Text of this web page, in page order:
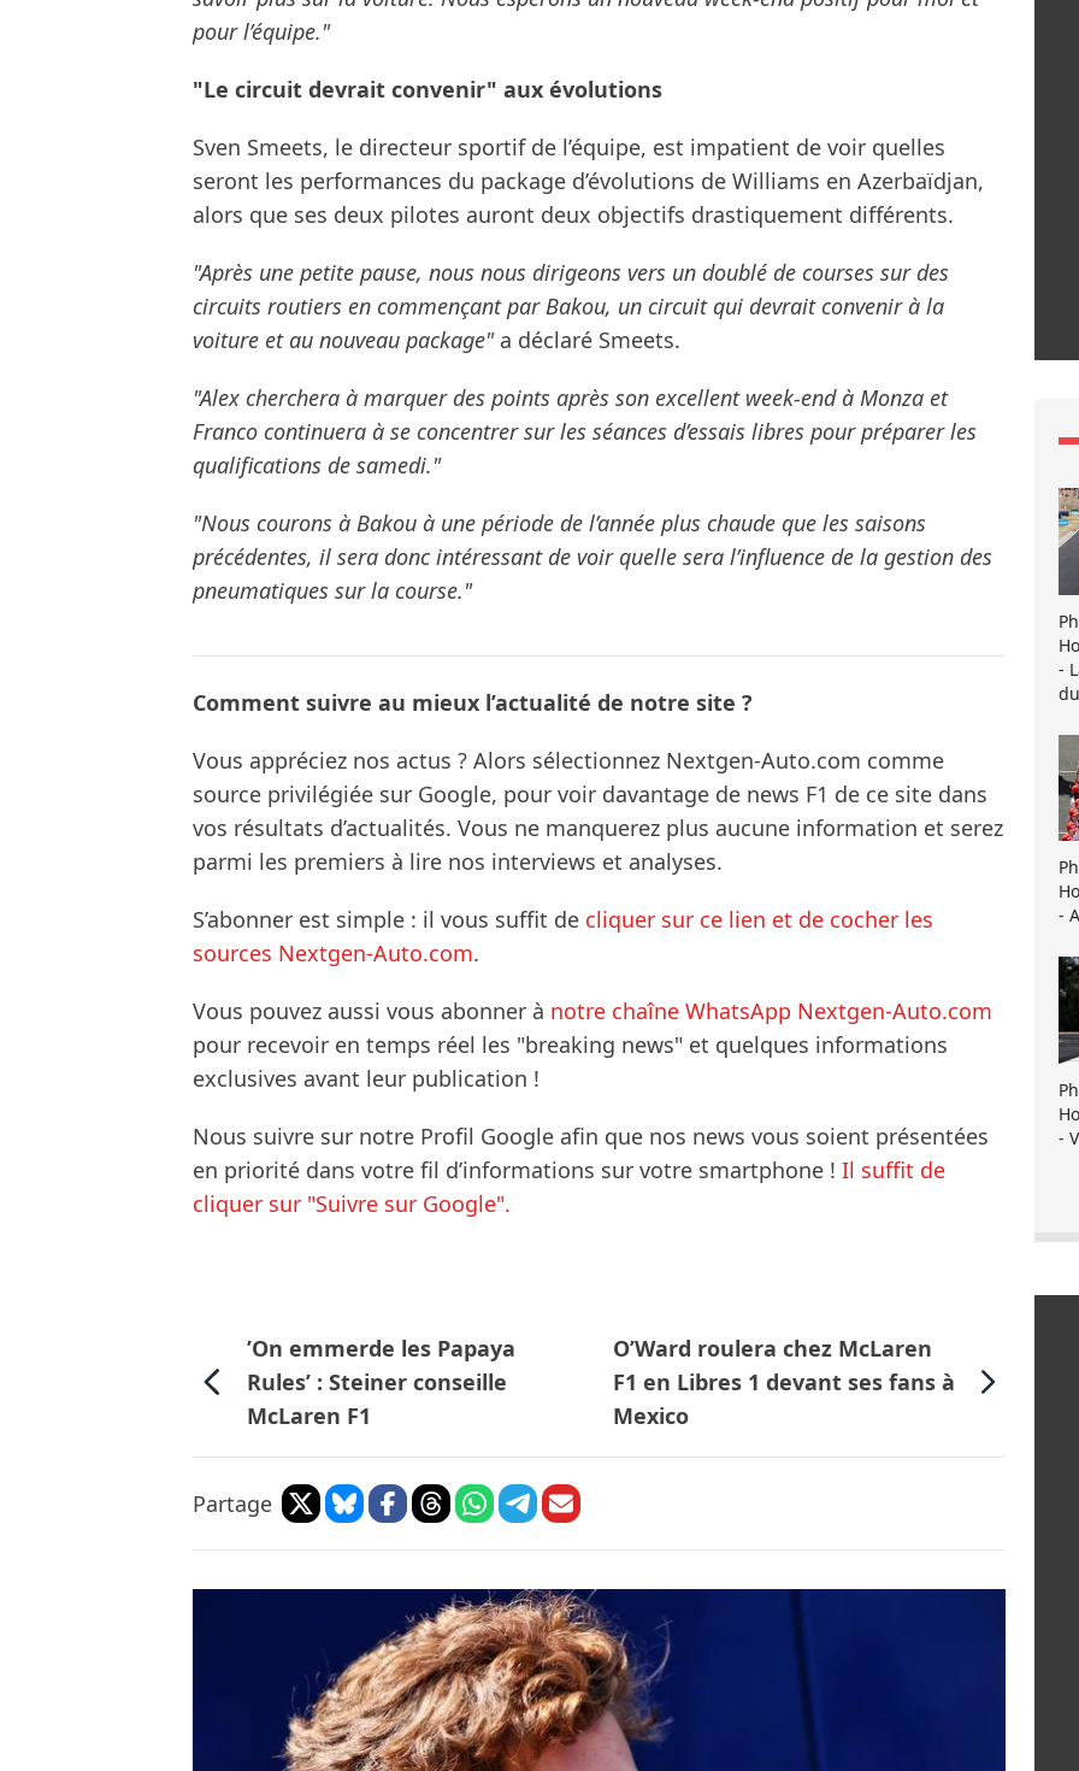
pour l’équipe."
"Le circuit devrait convenir" aux évolutions
Sven Smeets, le directeur sportif de l’équipe, est impatient de voir quelles
seront les performances du package d’évolutions de Williams en Azerbaïdjan,
alors que ses deux pilotes auront deux objectifs drastiquement différents.
"Après une petite pause, nous nous dirigeons vers un doublé de courses sur des
circuits routiers en commençant par Bakou, un circuit qui devrait convenir à la
voiture et au nouveau package"a déclaré Smeets.
"Alex cherchera à marquer des points après son excellent week-end à Monza et
Franco continuera à se concentrer sur les séances d’essais libres pour préparer les
qualifications de samedi."
"Nous courons à Bakou à une période de l’année plus chaude que les saisons
précédentes, il sera donc intéressant de voir quelle sera l’influence de la gestion des
pneumatiques sur la course."
Comment suivre au mieux l’actualité de notre site ?
Vous appréciez nos actus ? Alors sélectionnez Nextgen-Auto.com comme
source privilégiée sur Google, pour voir davantage de news F1 de ce site dans
vos résultats d’actualités. Vous ne manquerez plus aucune information et serez
parmi les premiers à lire nos interviews et analyses.
S’abonner est simple : il vous suffit de cliquer sur ce lien et de cocher les
sources Nextgen-Auto.com.
Vous pouvez aussi vous abonner à notre chaîne WhatsApp Nextgen-Auto.com
pour recevoir en temps réel les "breaking news" et quelques informations
exclusives avant leur publication !
Nous suivre sur notre Profil Google afin que nos news vous soient présentées
en priorité dans votre fil d’informations sur votre smartphone ! Il suffit de
cliquer sur "Suivre sur Google".
’On emmerde les Papaya
Rules’ : Steiner conseille
McLaren F1
O’Ward roulera chez McLaren
F1 en Libres 1 devant ses fans à
Mexico
Partage
-
-
-